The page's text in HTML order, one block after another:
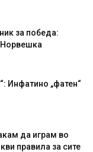
за победа:
Инфатино „фатен“
да играм во
правила за сите